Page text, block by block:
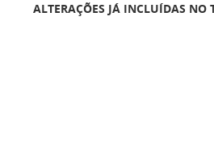
ALTERAÇÕES JÁ INCLUÍDAS NO